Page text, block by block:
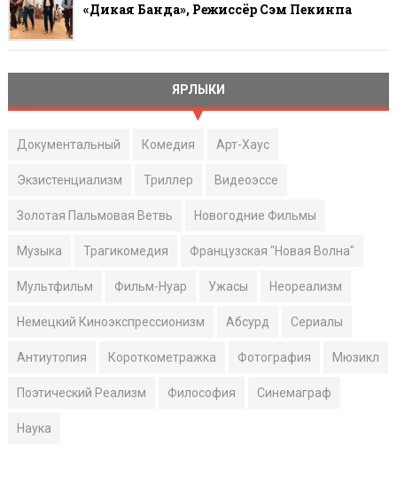
«Дикая Банда», Режиссёр Сэм Пекинпа
ЯРЛЫКИ
Документальный Комедия Арт-Хаус
Экзистенциализм Триллер Видеоэссе
Золотая Пальмовая Ветвь Новогодние Фильмы
Музыка Трагикомедия Французская "Новая Волна"
Мультфильм Фильм-Нуар Ужасы Неореализм
Немецкий Киноэкспрессионизм Абсурд Сериалы
Антиутопия Короткометражка Фотография Мюзикл
Поэтический Реализм Философия Синемаграф
Наука